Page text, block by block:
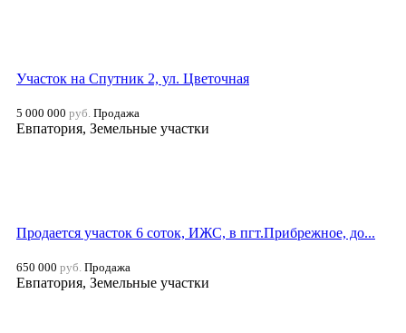
Участок на Спутник 2, ул. Цветочная
5 000 000 руб. Продажа
Евпатория, Земельные участки
Продается участок 6 соток, ИЖС, в пгт.Прибрежное, до...
650 000 руб. Продажа
Евпатория, Земельные участки